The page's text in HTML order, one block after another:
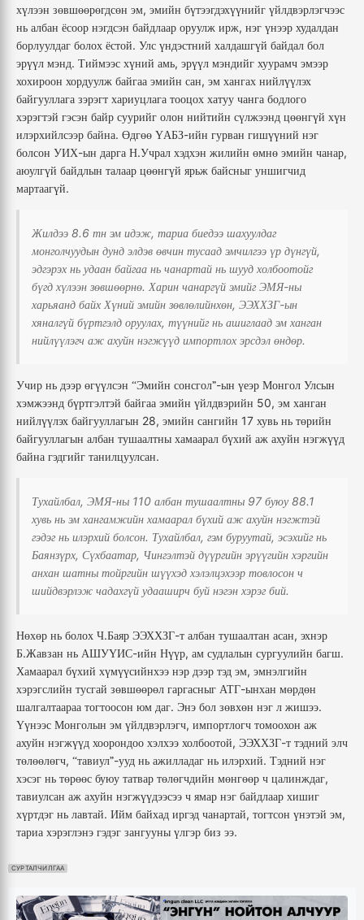
хүлээн зөвшөөрөгдсөн эм, эмийн бүтээгдэхүүнийг үйлдвэрлэгчээс
нь албан ёсоор нэгдсэн байдлаар оруулж ирж, нэг үнээр худалдан
борлуулдаг болох ёстой. Улс үндэстний халдашгүй байдал бол
эрүүл мэнд. Тиймээс хүний амь, эрүүл мэндийг хуурамч эмээр
хохироон хордуулж байгаа эмийн сан, эм хангах нийлүүлэх
байгууллага зэрэгт хариуцлага тооцох хатуу чанга бодлого
хэрэгтэй гэсэн байр суурийг олон нийтийн сүлжээнд цөөнгүй хүн
илэрхийлсээр байна. Өдгөө ҮАБЗ-ийн гурван гишүүний нэг
болсон УИХ-ын дарга Н.Учрал хэдхэн жилийн өмнө эмийн чанар,
аюулгүй байдлын талаар цөөнгүй ярьж байсныг уншигчид
мартаагүй.
Жилдээ 8.6 тн эм идэж, тариа биедээ шахуулдаг
монголчуудын дунд элдэв өвчин тусаад эмчилгээ үр дүнгүй,
эдгэрэх нь удаан байгаа нь чанартай нь шууд холбоотойг
бүгд хүлээн зөвшөөрнө. Харин чанаргүй эмийг ЭМЯ-ны
харьяанд байх Хүний эмийн зөвлөлийнхөн, ЭЭХХЗГ-ын
хяналгүй бүртгэлд оруулах, түүнийг нь ашиглаад эм ханган
нийлүүлэгч аж ахуйн нэгжүүд импортлох эрсдэл өндөр.
Учир нь дээр өгүүлсэн “Эмийн сонсгол”-ын үеэр Монгол Улсын
хэмжээнд бүртгэлтэй байгаа эмийн үйлдвэрийн 50, эм ханган
нийлүүлэх байгууллагын 28, эмийн сангийн 17 хувь нь төрийн
байгууллагын албан тушаалтны хамаарал бүхий аж ахуйн нэгжүүд
байна гэдгийг танилцуулсан.
Тухайлбал, ЭМЯ-ны 110 албан тушаалтны 97 буюу 88.1
хувь нь эм хангамжийн хамаарал бүхий аж ахуйн нэгжтэй
гэдэг нь илэрхий болсон. Тухайлбал, гэм буруутай, эсэхийг нь
Баянзүрх, Сүхбаатар, Чингэлтэй дүүргийн эрүүгийн хэргийн
анхан шатны тойргийн шүүхэд хэлэлцэхээр товлосон ч
шийдвэрлэж чадахгүй удааширч буй нэгэн хэрэг бий.
Нөхөр нь болох Ч.Баяр ЭЭХХЗГ-т албан тушаалтан асан, эхнэр
Б.Жавзан нь АШУҮИС-ийн Нүүр, ам судлалын сургуулийн багш.
Хамаарал бүхий хүмүүсийнхээ нэр дээр тэд эм, эмнэлгийн
хэрэгслийн тусгай зөвшөөрөл гаргасныг АТГ-ынхан мөрдөн
шалгалтаараа тогтоосон юм даг. Энэ бол зөвхөн нэг л жишээ.
Үүнээс Монголын эм үйлдвэрлэгч, импортлогч томоохон аж
ахуйн нэгжүүд хоорондоо хэлхээ холбоотой, ЭЭХХЗГ-т тэдний элч
төлөөлөгч, “тавиул”-ууд нь ажилладаг нь илэрхий. Тэдний нэг
хэсэг нь төрөөс буюу татвар төлөгчдийн мөнгөөр ч цалинждаг,
тавиулсан аж ахуйн нэгжүүдээсээ ч ямар нэг байдлаар хишиг
хүртдэг нь лавтай. Ийм байхад иргэд чанартай, тогтсон үнэтэй эм,
тариа хэрэглэнэ гэдэг зангууны үлгэр биз ээ.
СУРТАЛЧИЛГАА